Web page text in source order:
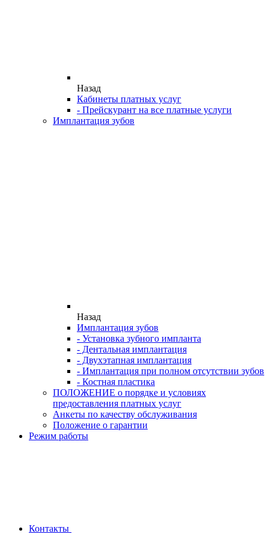
Назад
Кабинеты платных услуг
- Прейскурант на все платные услуги
Имплантация зубов
Назад
Имплантация зубов
- Установка зубного импланта
- Дентальная имплантация
- Двухэтапная имплантация
- Имплантация при полном отсутствии зубов
- Костная пластика
ПОЛОЖЕНИЕ о порядке и условиях
предоставления платных услуг
Анкеты по качеству обслуживания
Положение о гарантии
Режим работы
Контакты